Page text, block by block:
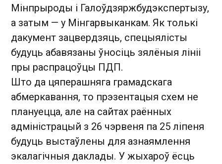
Мінпрыроды і Галоўдзяржбудэкспертызу,
а затым — у Мінгарвыканкам. Як толькі
дакумент зацвердзяць, спецыялісты
будуць абавязаны ўносіць зялёныя лініі
пры распрацоўцы ПДП.
Што да цяперашняга грамадскага
абмеркавання, то прэзентацыя схем не
плануецца, але на сайтах раённых
адміністрацый з 26 чэрвеня па 25 ліпеня
будуць выстаўлены для азнаямлення
экалагічныя даклады. У жыхароў ёсць